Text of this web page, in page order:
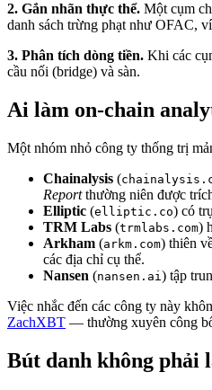
2. Gắn nhãn thực thể. Một cụm
danh sách trừng phạt như OFAC,
3. Phân tích dòng tiền. Khi các
cầu nối (bridge) và sàn.
Ai làm on-chain
Một nhóm nhỏ công ty thống trị
Chainalysis (
Reportthường niên được
Elliptic (elliptic.co) có
TRM Labs (trmlabs.com)
Arkham (arkm.com) thiên
các địa chỉ cụ thể.
Nansen (nansen.ai) tập
Việc nhắc đến các công ty này
ZachXBT — thường xuyên công
Bút danh không phải